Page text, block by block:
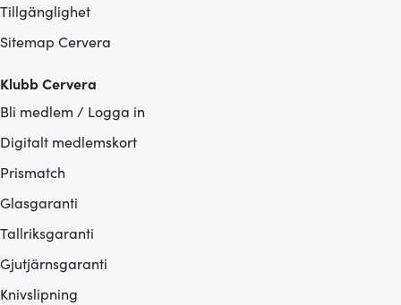
Tillgänglighet
Sitemap Cervera
Klubb Cervera
Bli medlem / Logga in
Digitalt medlemskort
Prismatch
Glasgaranti
Tallriksgaranti
Gjutjärnsgaranti
Knivslipning